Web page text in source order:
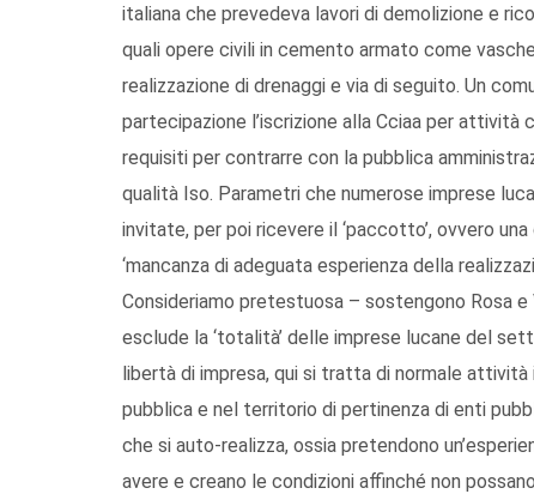
italiana che prevedeva lavori di demolizione e
quali opere civili in cemento armato come
realizzazione di drenaggi e via di seguito. Un
partecipazione l’iscrizione alla Cciaa per
requisiti per contrarre con la pubblica
qualità Iso. Parametri che numerose imprese
invitate, per poi ricevere il ‘paccotto’, ovvero
‘mancanza di adeguata esperienza della
Consideriamo pretestuosa – sostengono Rosa
esclude la ‘totalità’ delle imprese lucane del
libertà di impresa, qui si tratta di normale
pubblica e nel territorio di pertinenza di enti
che si auto-realizza, ossia pretendono
avere e creano le condizioni affinché non